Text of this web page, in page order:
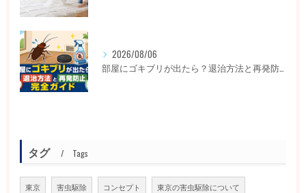
2026/08/06
部屋にゴキブリが出たら？退治方法と再発防止完全ガイド
タグ Tags
東京 害虫駆除 コンセプト 東京の害虫駆除について